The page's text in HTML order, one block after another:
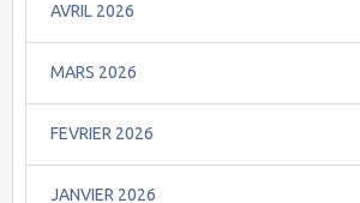
AVRIL 2026
MARS 2026
FEVRIER 2026
JANVIER 2026